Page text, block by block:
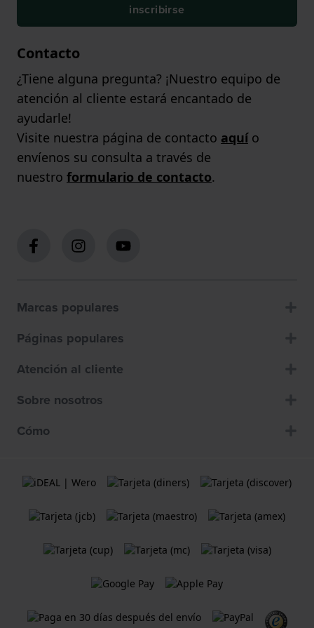
inscribirse
Contacto
¿Tiene alguna pregunta? ¡Nuestro equipo de
atención al cliente estará encantado de
ayudarle!
Visite nuestra página de contacto aquío
envíenos su consulta a través de
nuestro formulario de contacto.
Marcas populares
Páginas populares
Atención al cliente
Sobre nosotros
Cómo